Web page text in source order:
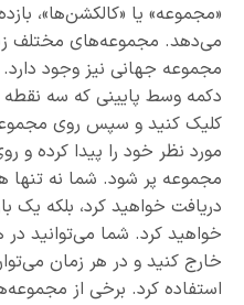
«مجموعه» یا «کالکشن‌ها»،
می‌دهد. مجموعه‌های مختلف
مجموعه جهانی نیز وجود
دکمه وسط پایینی که سه نقطه
کلیک کنید و سپس روی
مورد نظر خود را پیدا کرده و
مجموعه پر شود. شما نه تنها
دریافت خواهید کرد، بلکه یک
خواهید کرد. شما می‌توانید در
خارج کنید و در هر زمان
استفاده کرد. برخی از